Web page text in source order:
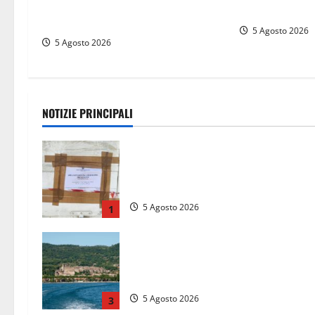
5 Agosto 2026
5 Agosto 2026
NOTIZIE PRINCIPALI
1 5 Agosto 2026
3 5 Agosto 2026